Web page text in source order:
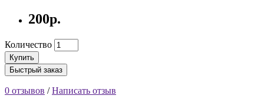
200р.
Количество
Купить
Быстрый заказ
0 отзывов /Написать отзыв